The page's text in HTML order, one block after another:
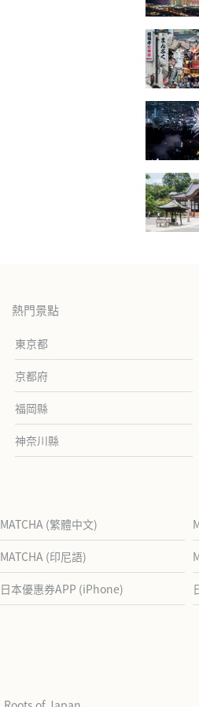
熱門景點
東京都
京都府
福岡縣
神奈川縣
MATCHA (繁體中文)
MATCHA (印尼語)
日本優惠券APP (iPhone)